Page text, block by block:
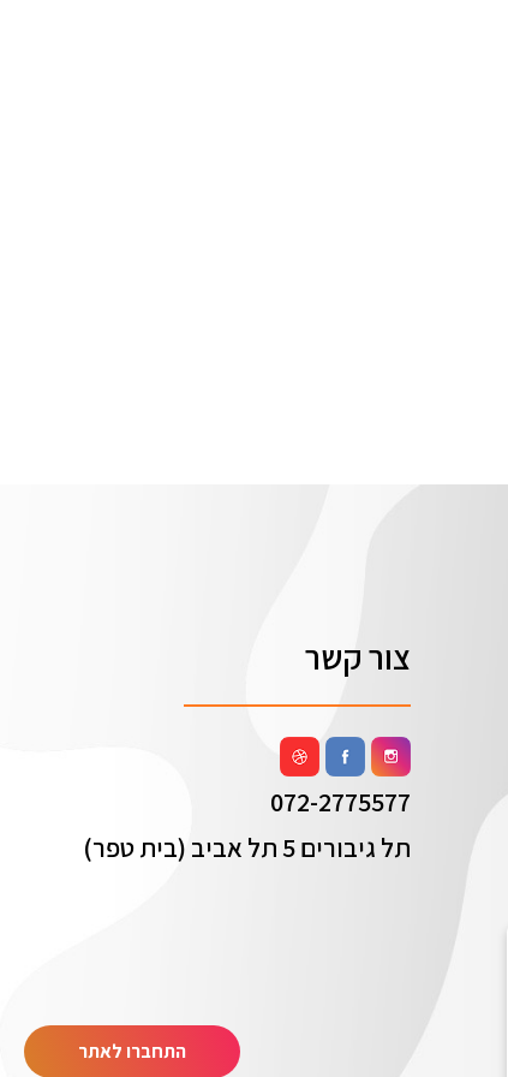
צור קשר
072-2775577
תל גיבורים 5 תל אביב (בית טפר)
התחברו לאתר